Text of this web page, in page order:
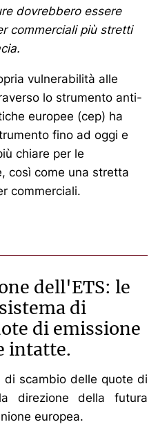
dovrebbero essere
commerciali più stretti
vulnerabilità alle
lo strumento anti-
europee (cep) ha
fino ad oggi e
chiare per le
così come una stretta
commerciali.
dell'ETS: le
di
di emissione
intatte.
scambio delle quote di
direzione della futura
europea.